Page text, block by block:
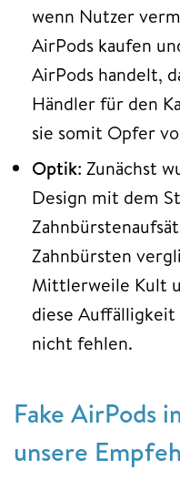
wenn Nutzer
AirPods kaufen
AirPods handelt,
Händler für den
sie somit Opfer
Optik: Zunächst
Design mit dem
Zahnbürsten
Mittlerweile Kult
diese Auffälligkeit
nicht fehlen.
Fake AirPods
unsere